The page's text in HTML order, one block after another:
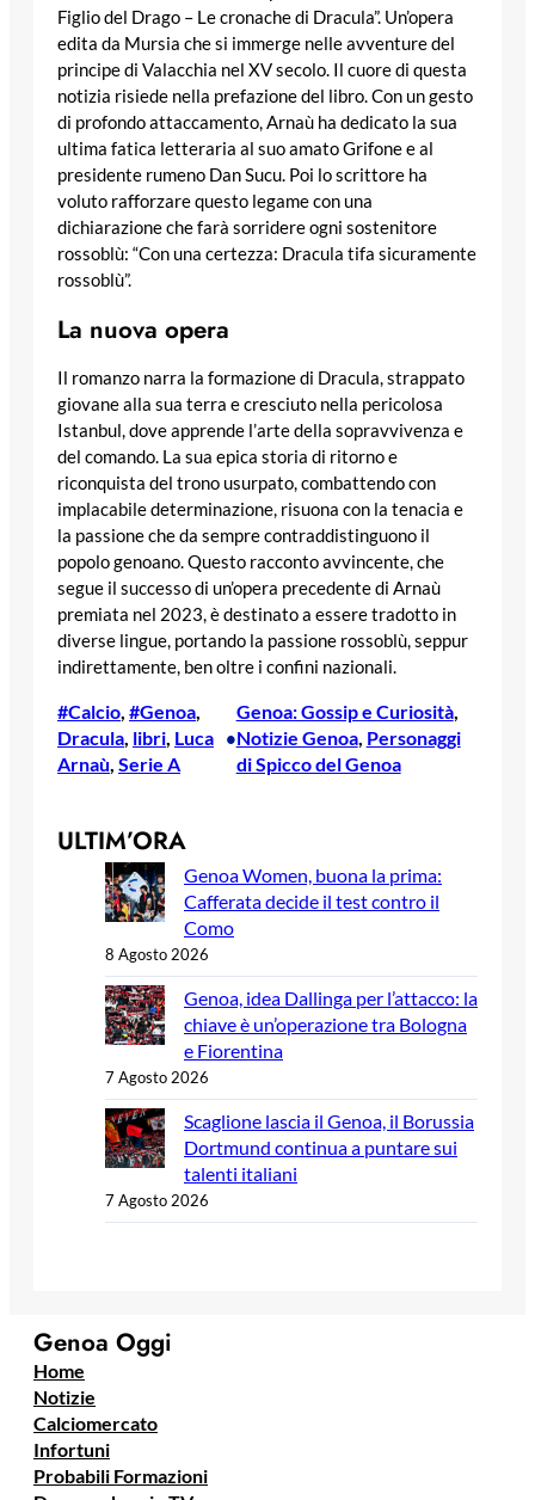
Figlio del Drago – Le cronache di Dracula”. Un’opera
edita da Mursia che si immerge nelle avventure del
principe di Valacchia nel XV secolo. Il cuore di questa
notizia risiede nella prefazione del libro. Con un gesto
di profondo attaccamento, Arnaù ha dedicato la sua
ultima fatica letteraria al suo amato Grifone e al
presidente rumeno Dan Sucu. Poi lo scrittore ha
voluto rafforzare questo legame con una
dichiarazione che farà sorridere ogni sostenitore
rossoblù: “Con una certezza: Dracula tifa sicuramente
rossoblù”.
La nuova opera
Il romanzo narra la formazione di Dracula, strappato
giovane alla sua terra e cresciuto nella pericolosa
Istanbul, dove apprende l’arte della sopravvivenza e
del comando. La sua epica storia di ritorno e
riconquista del trono usurpato, combattendo con
implacabile determinazione, risuona con la tenacia e
la passione che da sempre contraddistinguono il
popolo genoano. Questo racconto avvincente, che
segue il successo di un’opera precedente di Arnaù
premiata nel 2023, è destinato a essere tradotto in
diverse lingue, portando la passione rossoblù, seppur
indirettamente, ben oltre i confini nazionali.
#Calcio #Genoa
Dracula libri Luca
Arnaù Serie A
•
Genoa: Gossip e Curiosità
Notizie Genoa, Personaggi
di Spicco del Genoa
ULTIM’ORA
Genoa Women, buona la prima:
Cafferata decide il test contro il
Como
8 Agosto 2026
Genoa, idea Dallinga per l’attacco: la
chiave è un’operazione tra Bologna
e Fiorentina
7 Agosto 2026
Scaglione lascia il Genoa, il Borussia
Dortmund continua a puntare sui
talenti italiani
7 Agosto 2026
Genoa Oggi
Home
Notizie
Calciomercato
Infortuni
Probabili Formazioni